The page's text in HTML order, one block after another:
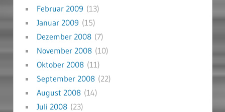
Februar 2009 (13)
Januar 2009 (15)
Dezember 2008(7)
November 2008(10)
Oktober 2008(11)
September 2008(22)
August 2008(14)
Juli 2008(23)